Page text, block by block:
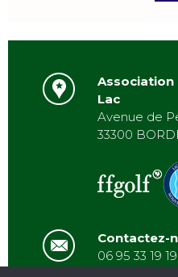
Association
Lac
Avenue de
33300
Contactez-
06 95 33 19 19